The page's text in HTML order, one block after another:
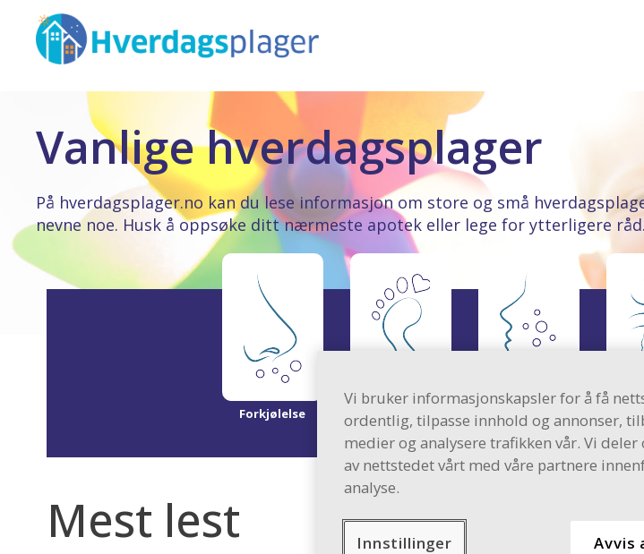
Vanlige hverdagsplager
På hverdagsplager.no kan du lese informasjon om store og små
nevne noe. Husk å oppsøke ditt nærmeste apotek eller lege for ytterligere råd.
Forkjølelse Fotpleie Hudpleie
Mest lest
Vi bruker informasjonskapsler for å få
ordentlig, tilpasse innhold og annonser,
medier og analysere trafikken vår. Vi
av nettstedet vårt med våre partnere
analyse.
Avvis
Innstillinger